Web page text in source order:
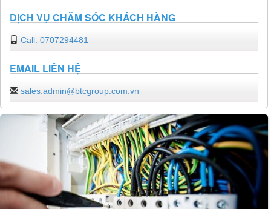
DỊCH VỤ CHĂM SÓC KHÁCH HÀNG
Call: 0707294481
EMAIL LIÊN HỆ
sales.admin@btcgroup.com.vn